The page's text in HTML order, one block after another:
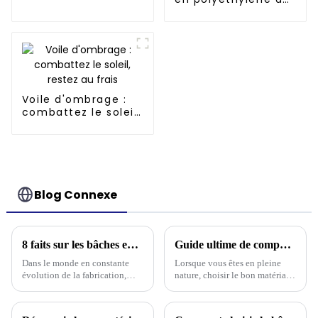
ans -1
Voile d'ombrage :
combattez le soleil,
Blog Connexe
8 faits sur les bâches en polyéthylène que tout acheteur international devrait connaître
Dans le monde en constante
évolution de la fabrication,
Co., Ltd. est un acteur clé
Guide ultime de comparaison des bâches d'extérieur : durabilité, polyvalence et rentabilité
Lorsque vous êtes en pleine
nature, choisir le bon matériau
vraiment faire la différence,